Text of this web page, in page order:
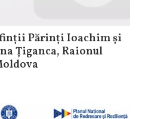
Părinți Ioachim și
Țiganca, Raionul